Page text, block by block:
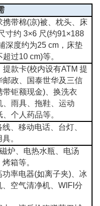
携带棉(凉)被、枕头、床
寸约 3×6 尺(约91×188
深度约为25 cm，床垫
过10 cm)等。
提款卡(校内设有ATM 提
邮政、国泰世华及三信
带钜额现金)、换洗衣
、雨具、拖鞋、运动
个人药品等。
、移动电话、台灯、
。
炉、电热水瓶、电汤
箱等。
率电器(如离子夹)、冰
空气清净机、WIFI分